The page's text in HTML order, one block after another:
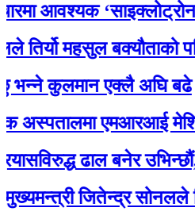
‘साइक्लोट्रोन
महसुल बक्यौताको पहिलो
कुलमान एक्लै अघि बढे
एमआरआई मेशिन
ढाल बनेर उभिन्छौं,
जितेन्द्र सोनलले दिए